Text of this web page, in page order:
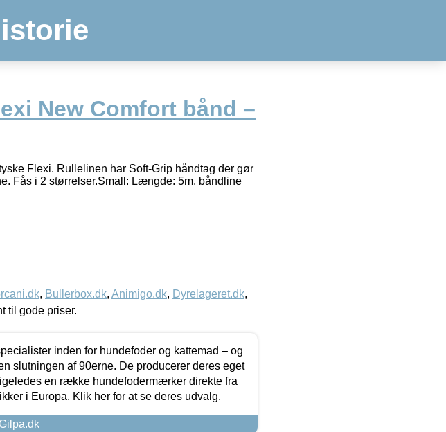
New Comfort bånd –
Flexi. Rullelinen har Soft-Grip håndtag der gør
Fås i 2 størrelser.Small: Længde: 5m. båndline
, Bullerbox.dk, Animigo.dk, Dyrelageret.dk,
til gode priser.
inden for hundefoder og kattemad – og
slutningen af 90erne. De producerer deres eget
en række hundefodermærker direkte fra
i Europa. Klik her for at se deres udvalg.